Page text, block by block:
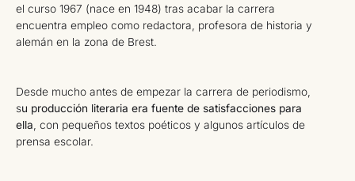
el curso 1967 (nace en 1948) tras acabar la carrera
encuentra empleo como redactora, profesora de historia y
alemán en la zona de Brest.
Desde mucho antes de empezar la carrera de periodismo,
su producción literaria era fuente de satisfacciones para
ella , con pequeños textos poéticos y algunos artículos de
prensa escolar.